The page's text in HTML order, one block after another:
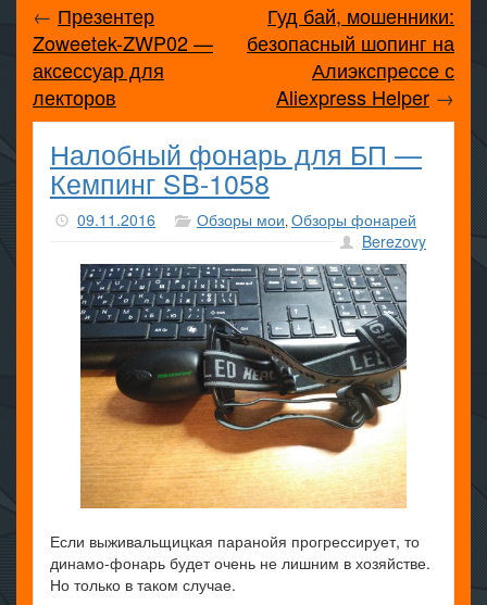
← Презентер
Zoweetek-ZWP02 —
аксессуар для
лекторов
Гуд бай, мошенники:
безопасный шопинг на
Алиэкспрессе с
Aliexpress Helper →
Налобный фонарь для БП —
Кемпинг SB-1058
09.11.2016 Обзоры мои, Обзоры фонарей
Berezovy
Если выживальщицкая паранойя прогрессирует, то
динамо-фонарь будет очень не лишним в хозяйстве.
Но только в таком случае.